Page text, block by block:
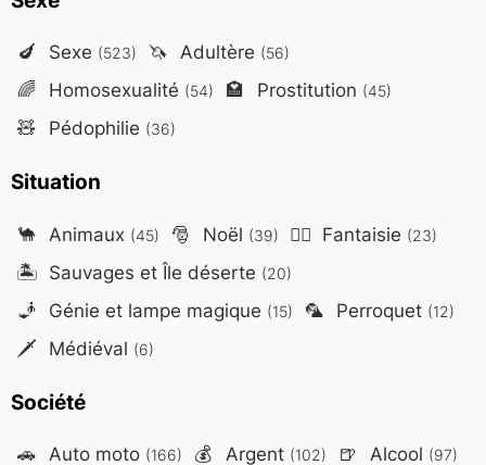
🍆 Sexe (523) 🦄 Adultère (56)
🌈 Homosexualité (54) 🏩 Prostitution (45)
🧸 Pédophilie (36)
Situation
🐪 Animaux (45) 🎅 Noël (39) 🧙‍♂️ Fantaisie (23)
🏝️ Sauvages et Île déserte (20)
🧞 Génie et lampe magique (15) 🦜 Perroquet (12)
🗡️ Médiéval (6)
Société
🚗 Auto moto (166) 💰 Argent (102) 🍺 Alcool (97)